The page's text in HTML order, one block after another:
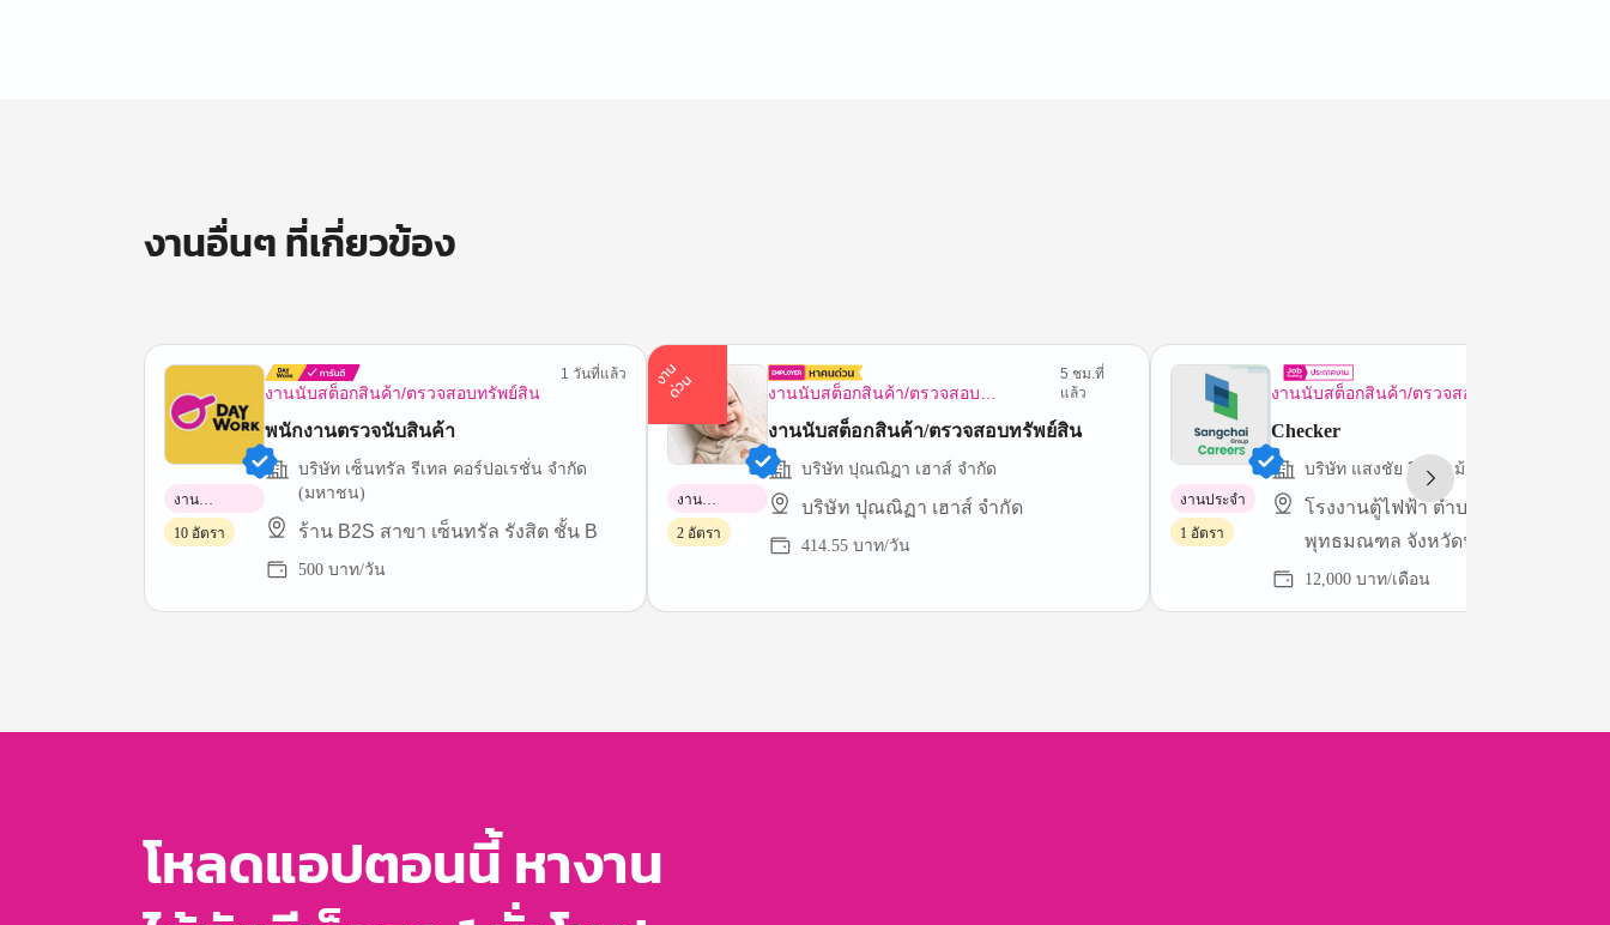
งานอื่นๆ ที่เกี่ยวข้อง
งานนับสต็อกสินค้า/ตรวจสอบทรัพย์สิน
1 วันที่แล้ว
พนักงานตรวจนับสินค้า
บริษัท เซ็นทรัล รีเทล คอร์ปอเรชั่น จำกัด
(มหาชน)
ร้าน B2S สาขา เซ็นทรัล รังสิต ชั้น B
500 บาท/วัน
งาน
พาร์ทไทม์
10 อัตรา
ง
า
น
ด่
ว
น
งานนับสต็อกสินค้า/ตรวจสอบ
ทรัพย์สิน
5 ชม.ที่
แล้ว
งานนับสต็อกสินค้า/ตรวจสอบทรัพย์สิน
บริษัท ปุณณิฏา เฮาส์ จำกัด
บริษัท ปุณณิฏา เฮาส์ จำกัด
414.55 บาท/วัน
งาน
พาร์ทไทม์
2 อัตรา
งานนับสต็อกสินค้า/ตรวจสอบทรัพย์สิน
Checker
บริษัท แสงชัย อีควิพเม้นท์ จำกัด
โรงงานตู้ไฟฟ้า ตำบลศาลายา อำเภอ
พุทธมณฑล จังหวัดนครปฐม 73170
12,000 บาท/เดือน
งานประจำ
1 อัตรา
โหลดแอปตอนนี้ หางาน